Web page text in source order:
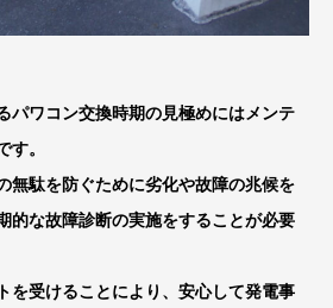
パワコン交換時期の見極めにはメンテ
す。
無駄を防ぐために劣化や故障の兆候を
的な故障診断の実施をすることが必要
を受けることにより、安心して発電事